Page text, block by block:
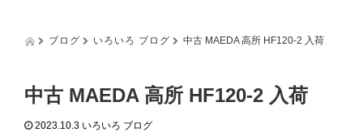
ブログ いろいろ ブログ 中古 MAEDA 高所 HF120-2 入荷
中古 MAEDA 高所 HF120-2 入荷
2023.10.3 いろいろ ブログ